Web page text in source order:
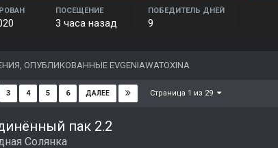
ПОСЕЩЕНИЕ
3 часа назад
ПОБЕДИТЕЛЬ ДНЕЙ
9
ОПУБЛИКОВАННЫЕ EVGENIAWATOXINA
3 4 5 6 ДАЛЕЕ Страница 1 из 29
пак 2.2
Солянка